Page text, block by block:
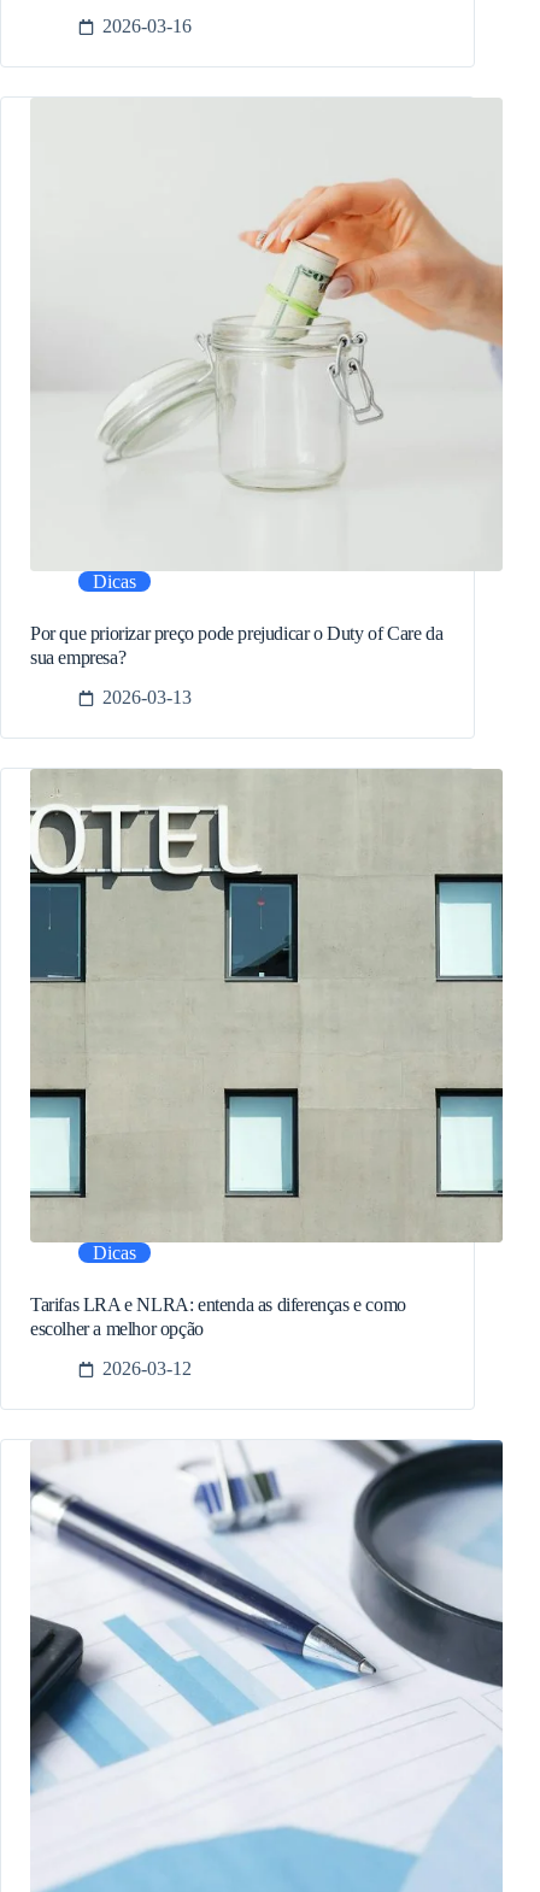
2026-03-16
Dicas
Por que priorizar preço pode prejudicar o Duty of Care da
sua empresa?
2026-03-13
Dicas
Tarifas LRA e NLRA: entenda as diferenças e como
escolher a melhor opção
2026-03-12